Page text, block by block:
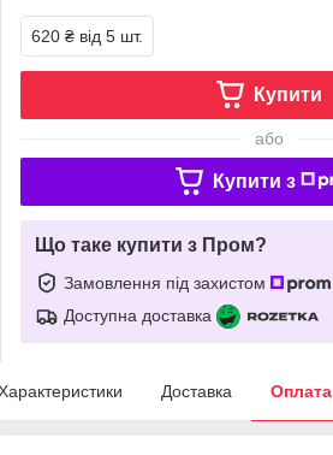
620 ₴ від 5 шт.
Купити
або
Купити з
Що таке купити з Пром?
Замовлення під захистом
Доступна доставка
Доставка Оплата